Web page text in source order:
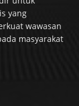
yang
wawasan
masyarakat